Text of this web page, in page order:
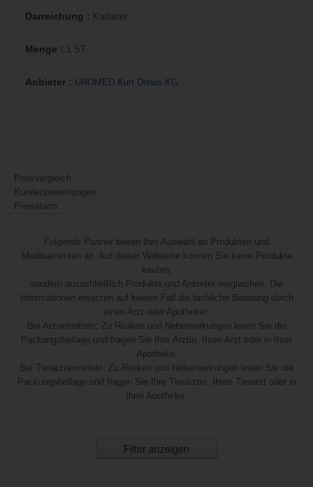
Darreichung : Katheter
Menge : 1 ST
Anbieter : UROMED Kurt Drews KG
Preisvergleich
Kundenbewertungen
Preisalarm
Folgende Partner bieten Ihre Auswahl an Produkten und
Medikamenten an. Auf dieser Webseite können Sie keine Produkte
kaufen,
sondern ausschließlich Produkte und Anbieter vergleichen. Die
Informationen ersetzen auf keinen Fall die fachliche Beratung durch
einen Arzt oder Apotheker.
Bei Arzneimitteln: Zu Risiken und Nebenwirkungen lesen Sie die
Packungsbeilage und fragen Sie Ihre Ärztin, Ihren Arzt oder in Ihrer
Apotheke.
Bei Tierarzneimitteln: Zu Risiken und Nebenwirkungen lesen Sie die
Packungsbeilage und fragen Sie Ihre Tierärztin, Ihren Tierarzt oder in
Ihrer Apotheke.
Filter anzeigen